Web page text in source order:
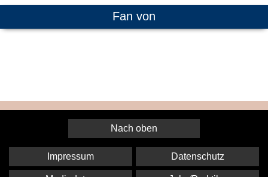
Fan von
Nach oben
Impressum Datenschutz